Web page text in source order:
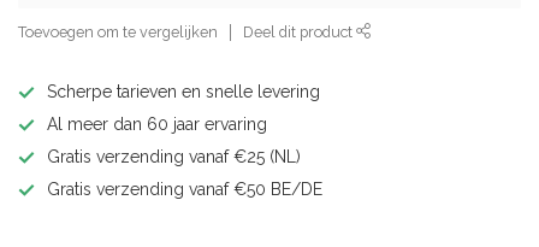
Toevoegen om te vergelijken Deel dit product
Scherpe tarieven en snelle levering
Al meer dan 60 jaar ervaring
Gratis verzending vanaf €25 (NL)
Gratis verzending vanaf €50 BE/DE